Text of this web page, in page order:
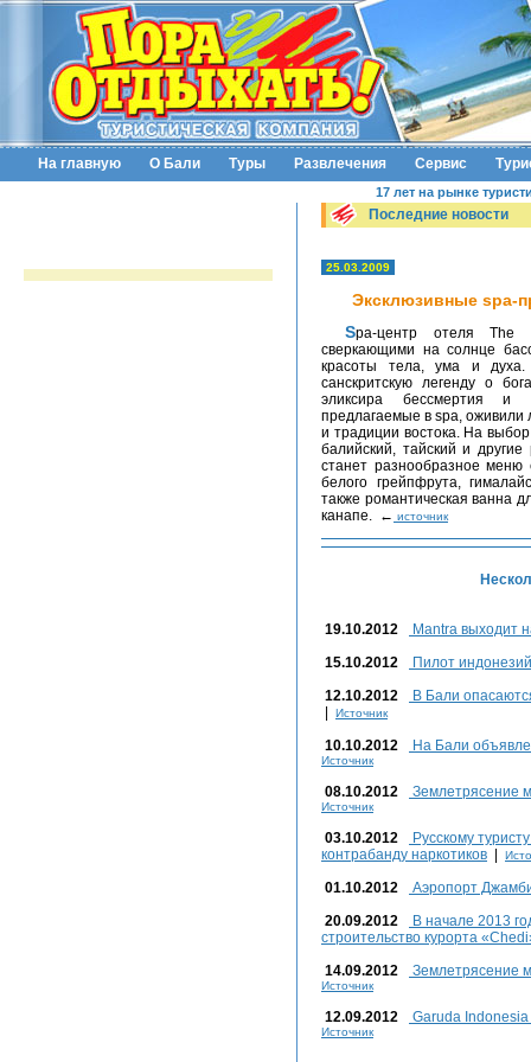
На главную О Бали Туры Развлечения Сервис
17 лет на рынке
Последние новости
25.03.2009
Эксклюзивные spa-
Spa-центр отеля The Setai, окруженный тропическими садами и
сверкающими на солнце
красоты тела, ума и
санскритскую легенду о
эликсира бессмертия и
предлагаемые в spa, оживили
и традиции востока. На
балийский, тайский и
станет разнообразное меню
белого грейпфрута,
также романтическая ванна
канапе. ← источник
19.10.2012
Mantra выходит
15.10.2012
Пилот
12.10.2012
В Бали
Источник
10.10.2012 На Бали
Источник
08.10.2012 Землетрясение
Источник
03.10.2012
Русскому
контрабанду наркотиков
01.10.2012
Аэропорт
20.09.2012
В начале 2013
строительство курорта
14.09.2012
Землетрясение
Источник
12.09.2012 Garuda
Источник